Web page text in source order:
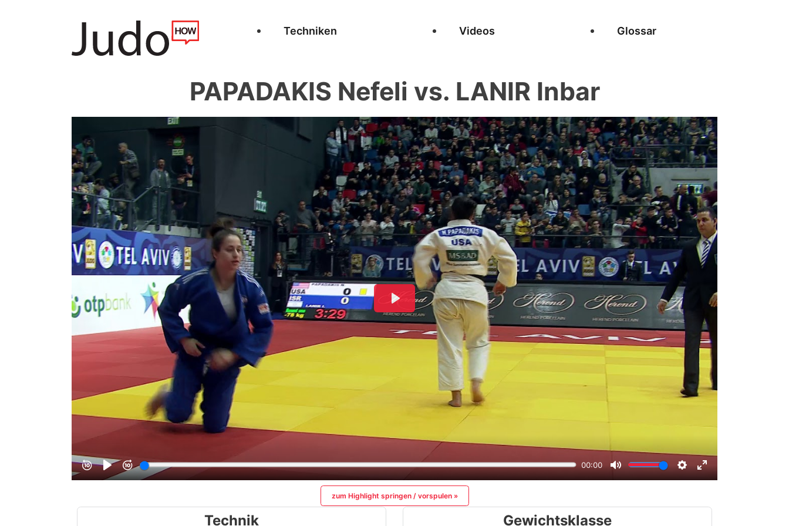
Techniken Videos Glossar
PAPADAKIS Nefeli vs. LANIR Inbar
zum Highlight springen / vorspulen »
Technik Gewichtsklasse